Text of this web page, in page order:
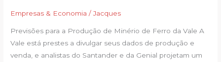
Empresas & Economia /Jacques
Previsões para a Produção de Minério de Ferro da Vale A
Vale está prestes a divulgar seus dados de produção e
venda, e analistas do Santander e da Genial projetam um
ferro
pode
superar